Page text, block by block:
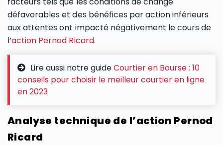
défavorables et des bénéfices par action inférieurs
aux attentes ont impacté négativement le cours de
l’action Pernod Ricard.
Lire aussi notre guideCourtier en Bourse : 10
conseils pour choisir le meilleur courtier en ligne
en 2023
Analyse technique de l’action Pernod
Ricard